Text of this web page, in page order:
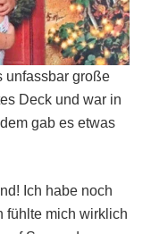
unfassbar große
Deck und war in
gab es etwas
Ich habe noch
fühlte mich wirklich